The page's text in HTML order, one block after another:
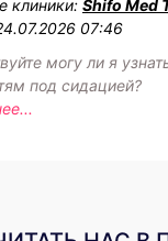
клиники: Shifo Med
07:46
могу ли я
под сидацией?